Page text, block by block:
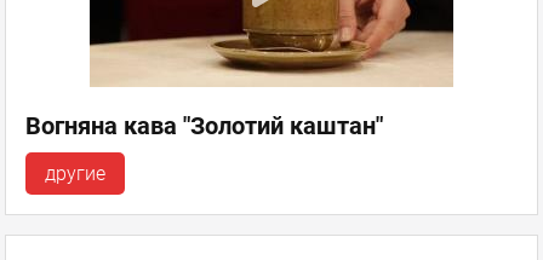
Вогняна кава "Золотий каштан"
другие